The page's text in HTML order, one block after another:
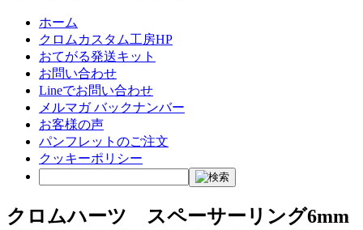
ホーム
クロムカスタム工房HP
おてがる発送キット
お問い合わせ
Lineでお問い合わせ
メルマガ バックナンバー
お客様の声
パンフレットのご注文
クッキーポリシー
クロムハーツ スペーサーリング6mm